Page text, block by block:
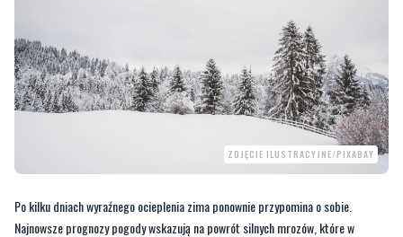
ZDJĘCIE ILUSTRACYJNE/PIXABAY
Po kilku dniach wyraźnego ocieplenia zima ponownie przypomina o sobie.
Najnowsze prognozy pogody wskazują na powrót silnych mrozów, które w
temperatury mogą spaść nawet do minus 20 stopni Celsjusza.
Ochłodzenie zacznie być odczuwalne już w weekend, zwłaszcza w północno-